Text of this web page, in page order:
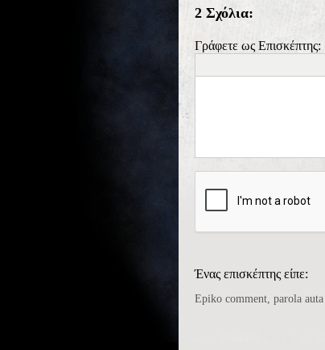
2 Σχόλια:
Γράφετε ως Επισκέπτης:
Ένας επισκέπτης είπε:
Epiko comment, parola